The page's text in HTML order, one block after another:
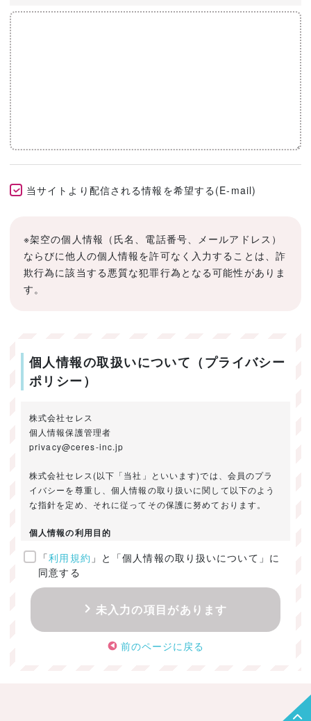
当サイトより配信される情報を希望する(E-mail)
※架空の個人情報（氏名、電話番号、メールアドレス）
ならびに他人の個人情報を許可なく入力することは、詐
欺行為に該当する悪質な犯罪行為となる可能性がありま
す。
個人情報の取扱いについて（プライバシー
ポリシー）
株式会社セレス
個人情報保護管理者
privacy@ceres-inc.jp
株式会社セレス(以下「当社」といいます)では、会員のプラ
イバシーを尊重し、個人情報の取り扱いに関して以下のよう
な指針を定め、それに従ってその保護に努めております。
個人情報の利用目的
ご提供いただきました個人情報は、以下のためにのみ利用い
たします。
・お問い合わせに対する回答及び資料送付のご連絡
・当社のお客様向けサービスの提供
・本人確認
・サービスの開発・改善のための分析
「利用規約 」と「個人情報の取り扱いについて」に
同意する
未入力の項目があります
前のページに戻る